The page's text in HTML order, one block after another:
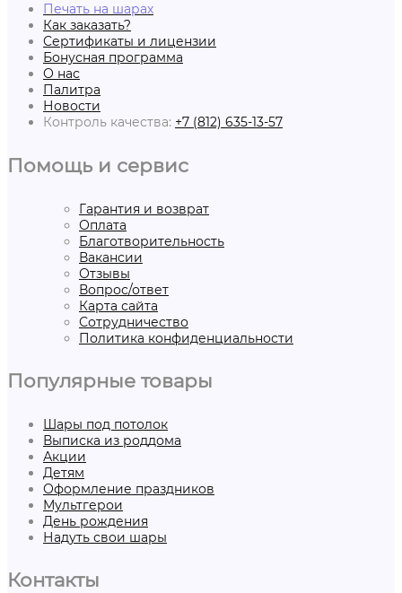
Печать на шарах
Как заказать?
Сертификаты и лицензии
Бонусная программа
О нас
Палитра
Новости
Контроль качества: +7 (812) 635-13-57
Помощь и сервис
Гарантия и возврат
Оплата
Благотворительность
Вакансии
Отзывы
Вопрос/ответ
Карта сайта
Сотрудничество
Политика конфиденциальности
Популярные товары
Шары под потолок
Выписка из роддома
Акции
Детям
Оформление праздников
Мультгерои
День рождения
Надуть свои шары
Контакты